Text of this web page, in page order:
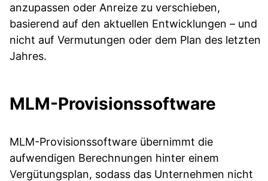
anzupassen oder Anreize zu verschieben,
basierend auf den aktuellen Entwicklungen – und
nicht auf Vermutungen oder dem Plan des letzten
Jahres.
MLM-Provisionssoftware
MLM-Provisionssoftware übernimmt die
aufwendigen Berechnungen hinter einem
Vergütungsplan, sodass das Unternehmen nicht